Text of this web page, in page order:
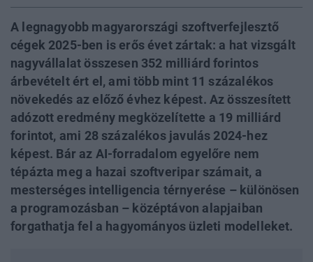
A legnagyobb magyarországi szoftverfejlesztő
cégek 2025-ben is erős évet zártak: a hat vizsgált
nagyvállalat összesen 352 milliárd forintos
árbevételt ért el, ami több mint 11 százalékos
növekedés az előző évhez képest. Az összesített
adózott eredmény megközelítette a 19 milliárd
forintot, ami 28 százalékos javulás 2024-hez
képest. Bár az AI-forradalom egyelőre nem
tépázta meg a hazai szoftveripar számait, a
mesterséges intelligencia térnyerése – különösen
a programozásban – középtávon alapjaiban
forgathatja fel a hagyományos üzleti modelleket.